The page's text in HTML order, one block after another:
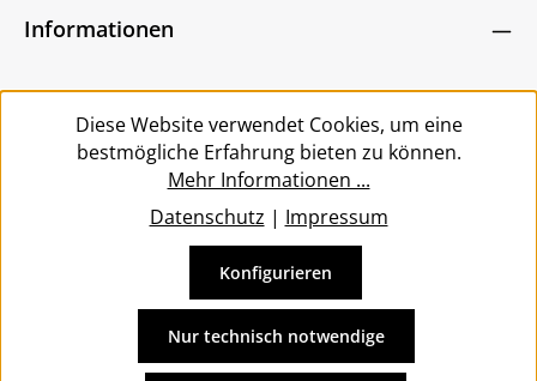
bin mit ihnen einverstanden.
Zeichen ein*
Informationen
Service
Vertrag widerrufen
und ggf. Nachnahmegebühren, wenn nicht anders
angegeben.
Diese Website verwendet Cookies, um eine
bestmögliche Erfahrung bieten zu können.
Mehr Informationen ...
Datenschutz | Impressum
Nur technisch notwendige
Konfigurieren